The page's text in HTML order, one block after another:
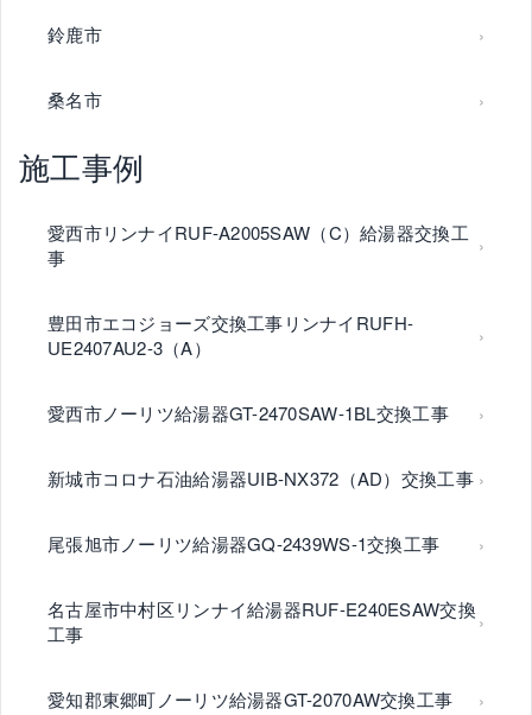
鈴鹿市
桑名市
施工事例
愛西市リンナイRUF-A2005SAW（C）給湯器交換工
事
豊田市エコジョーズ交換工事リンナイRUFH-
UE2407AU2-3（A）
愛西市ノーリツ給湯器GT-2470SAW-1BL交換工事
新城市コロナ石油給湯器UIB-NX372（AD）交換工事
尾張旭市ノーリツ給湯器GQ-2439WS-1交換工事
名古屋市中村区リンナイ給湯器RUF-E240ESAW交換
工事
愛知郡東郷町ノーリツ給湯器GT-2070AW交換工事